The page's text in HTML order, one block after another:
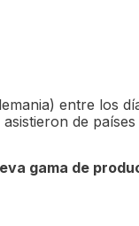
entre los
de
gama de